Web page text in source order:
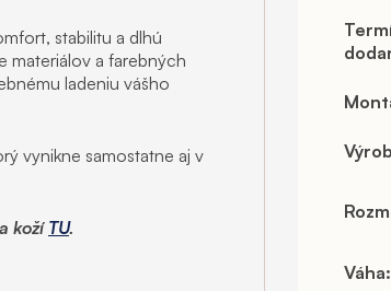
stabilitu a dlhú
materiálov a farebných
ladeniu vášho
vynikne samostatne aj v
koží TU.
Váha: